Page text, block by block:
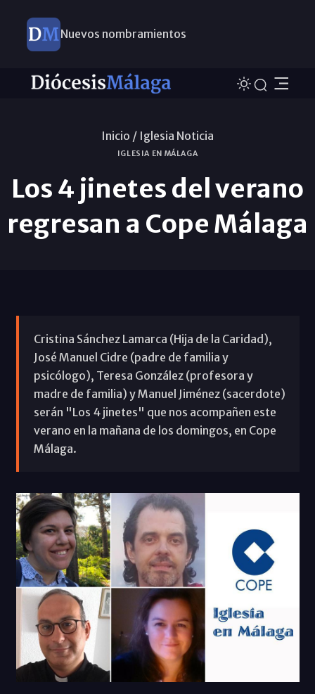
Nuevos nombramientos
Inicio / Iglesia Noticia
IGLESIA EN MÁLAGA
Los 4 jinetes del verano
regresan a Cope Málaga
Cristina Sánchez Lamarca (Hija de la Caridad),
José Manuel Cidre (padre de familia y
psicólogo), Teresa González (profesora y
madre de familia) y Manuel Jiménez (sacerdote)
serán "Los 4 jinetes" que nos acompañen este
verano en la mañana de los domingos, en Cope
Málaga.